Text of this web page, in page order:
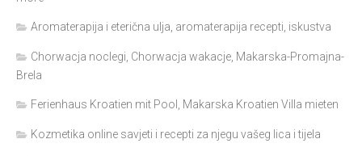
Aromaterapija i eterična ulja, aromaterapija recepti, iskustva
Chorwacja noclegi, Chorwacja wakacje, Makarska-Promajna-
Brela
Ferienhaus Kroatien mit Pool, Makarska Kroatien Villa mieten
Kozmetika online savjeti i recepti za njegu vašeg lica i tijela